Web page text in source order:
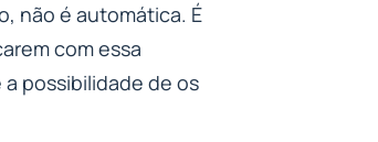
não é automática. É
com essa
possibilidade de os